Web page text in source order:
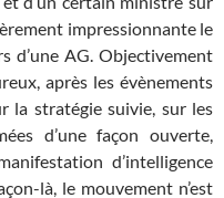
impressionnante le
d’une AG. Objectivement
après les évènements
la stratégie suivie, sur les
d’une façon ouverte,
d’intelligence
là, le mouvement n’est